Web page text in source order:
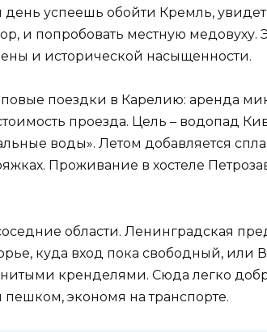
день успеешь обойти Кремль,
и попробовать местную медовуху.
и исторической насыщенности.
поездки в Карелию: аренда
проезда. Цель – водопад
воды». Летом добавляется
Проживание в хостеле
области. Ленинградская
куда вход пока свободный, или
кренделями. Сюда легко
пешком, экономя на транспорте.